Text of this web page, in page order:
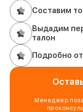
Составим
Выдадим
талон
Подробно
Менеджер